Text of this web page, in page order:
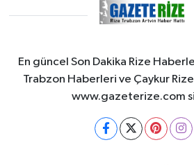
En güncel Son Dakika Rize
Trabzon Haberleri ve Çaykur
www.gazeterize.com